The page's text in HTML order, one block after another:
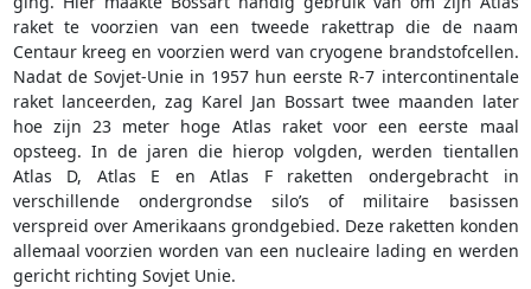
raket te voorzien van een tweede rakettrap die de naam
Centaur kreeg en voorzien werd van cryogene brandstofcellen.
Nadat de Sovjet-Unie in 1957 hun eerste R-7 intercontinentale
raket lanceerden, zag Karel Jan Bossart twee maanden later
hoe zijn 23 meter hoge Atlas raket voor een eerste maal
opsteeg. In de jaren die hierop volgden, werden tientallen
Atlas D, Atlas E en Atlas F raketten ondergebracht in
verschillende ondergrondse silo’s of militaire basissen
verspreid over Amerikaans grondgebied. Deze raketten konden
allemaal voorzien worden van een nucleaire lading en werden
gericht richting Sovjet Unie.